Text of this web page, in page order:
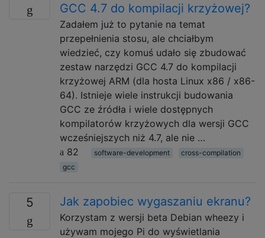
GCC 4.7 do kompilacji krzyżowej?
Zadałem już to pytanie na temat
przepełnienia stosu, ale chciałbym
wiedzieć, czy komuś udało się zbudować
zestaw narzędzi GCC 4.7 do kompilacji
krzyżowej ARM (dla hosta Linux x86 / x86-
64). Istnieje wiele instrukcji budowania
GCC ze źródła i wiele dostępnych
kompilatorów krzyżowych dla wersji GCC
wcześniejszych niż 4.7, ale nie …
82
software-development
cross-compilation
gcc
5 Jak zapobiec wygaszaniu ekranu?
Korzystam z wersji beta Debian wheezy i
używam mojego Pi do wyświetlania